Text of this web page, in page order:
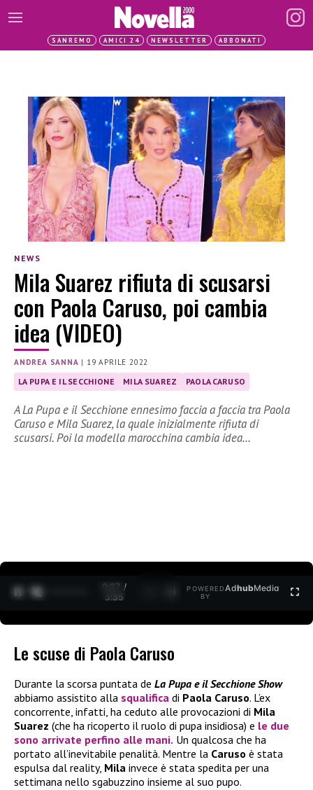
SANREMO AMICI 24 NEWSLETTER ABBONATI
NEWS
Mila Suarez rifiuta di scusarsi
con Paola Caruso, poi cambia
idea (VIDEO)
ANDREA SANNA | 19 APRILE 2022
LA PUPA E IL SECCHIONE MILA SUAREZ PAOLA CARUSO
A La Pupa e il Secchione ennesimo faccia a faccia tra Paola
Caruso e Mila Suarez, la quale inizialmente rifiuta di
scusarsi. Poi la modella marocchina cambia idea…
0:27 /
3:35
POWERED
BY
AdhubMedia
Le scuse di Paola Caruso
Durante la scorsa puntata de La Pupa e il Secchione Show
abbiamo assistito alla squalifica di Paola Caruso. L’ex
concorrente, infatti, ha ceduto alle provocazioni di Mila
Suarez (che ha ricoperto il ruolo di pupa insidiosa) e le due
sono arrivate perfino alle mani. Un qualcosa che ha
portato all’inevitabile penalità. Mentre la Caruso è stata
espulsa dal reality, Mila invece è stata spedita per una
settimana nello sgabuzzino insieme al suo pupo.